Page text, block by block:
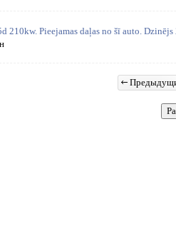
210kw. Pieejamas daļas no šī auto.